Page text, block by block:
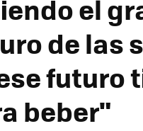
el
de las
futuro
beber"